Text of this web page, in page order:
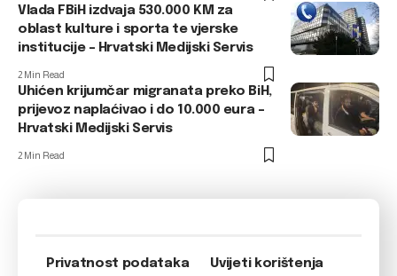
Vlada FBiH izdvaja 530.000 KM za
oblast kulture i sporta te vjerske
institucije – Hrvatski Medijski Servis
2 Min Read
Uhićen krijumčar migranata preko BiH,
prijevoz naplaćivao i do 10.000 eura –
Hrvatski Medijski Servis
2 Min Read
Privatnost podataka Uvijeti korištenja